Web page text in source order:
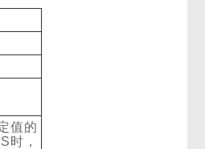
值的
时，